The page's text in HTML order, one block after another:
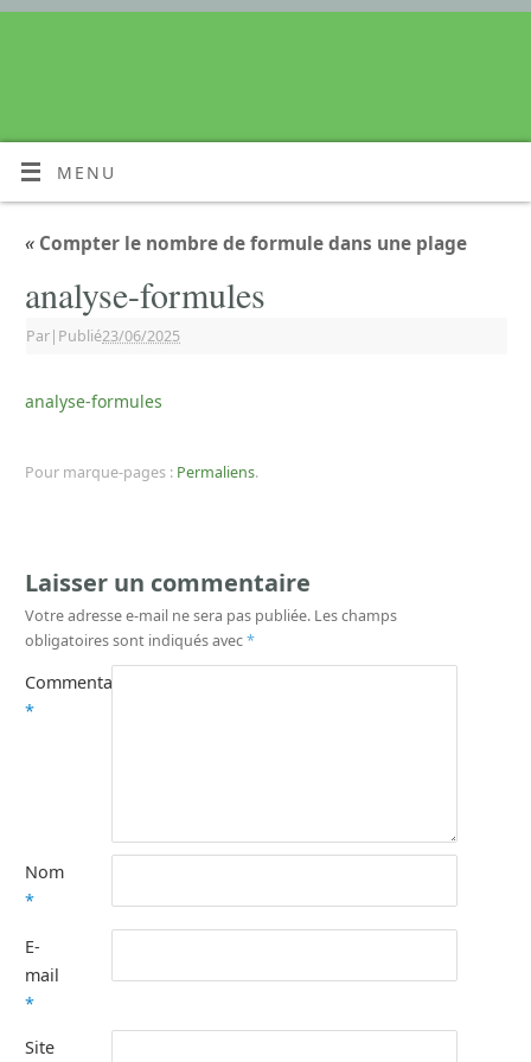
MENU
« Compter le nombre de formule dans une plage
analyse-formules
Par| Publié23/06/2025
analyse-formules
Pour marque-pages : Permaliens.
Laisser un commentaire
Votre adresse e-mail ne sera pas publiée. Les champs
obligatoires sont indiqués avec*
Commentaire
*
Nom
*
E-
mail
*
Site